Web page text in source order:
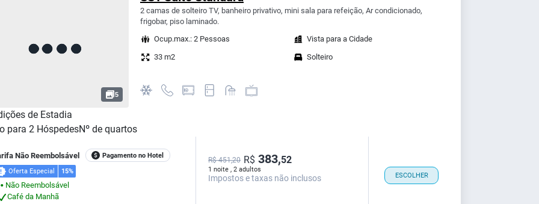
5
2 camas de solteiro TV, banheiro privativo, mini sala para refeição, Ar condicionado,
frigobar, piso laminado.
Ocup.max.: 2 Pessoas
Vista para a Cidade
33 m2
Solteiro
de Estadia
para 2 HóspedesNº de quartos
Não Reembolsável Pagamento no Hotel
Oferta Especial 15%
⬤
Não Reembolsável
Café da Manhã
1 noite , 2 adultos
R$ 451,20 R$ 383,52
Impostos e taxas não inclusos ESCOLHER